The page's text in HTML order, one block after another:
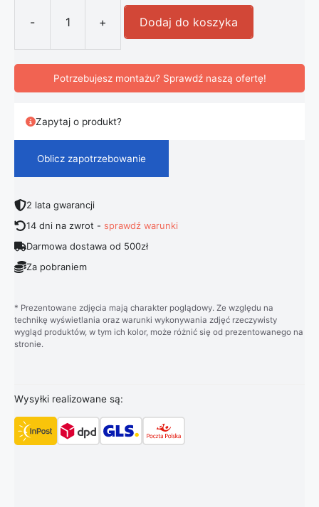
-
ilość Stopper Próżniowy KOREK DO
+ Dodaj do koszyka
Potrzebujesz montażu? Sprawdź naszą ofertę!
Zapytaj o produkt?
Oblicz zapotrzebowanie
2 lata gwarancji
14 dni na zwrot -sprawdź warunki
Darmowa dostawa od 500zł
Za pobraniem
* Prezentowane zdjęcia mają charakter poglądowy. Ze względu na
technikę wyświetlania oraz warunki wykonywania zdjęć rzeczywisty
wygląd produktów, w tym ich kolor, może różnić się od prezentowanego na
stronie.
Wysyłki realizowane są: